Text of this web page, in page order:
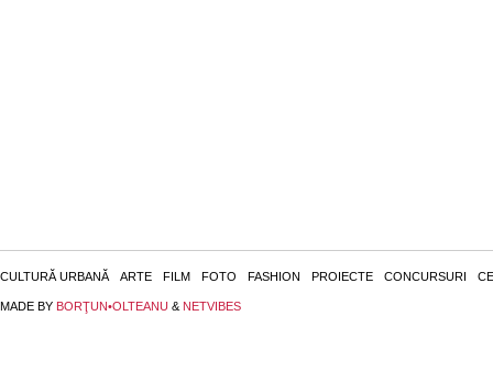
CULTURĂ URBANĂ ARTE FILM FOTO FASHION PROIECTE CONCURSURI
MADE BY BORŢUN•OLTEANU & NETVIBES